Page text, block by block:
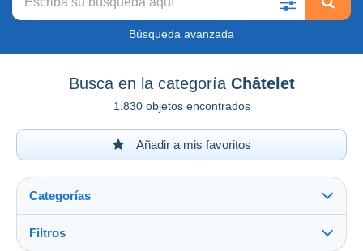
Búsqueda avanzada
Busca en la categoría Châtelet
1.830 objetos encontrados
Añadir a mis favoritos
Categorías
Filtros